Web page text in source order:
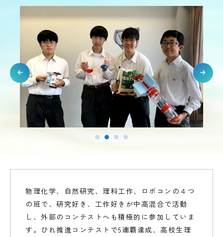
進路進学
入試情報
受験生の皆様へ
在校生・保護者の皆様へ
卒業生の皆様へ
交通案内 お問い合わせ 教員採用情報 資料請求
新着情報
よくある質問 みらい募金について
物理化学、自然研究、理科工作、ロボコンの４つ
の班で、研究好き、工作好きが中高混合で活動
し、外部のコンテストへも積極的に参加していま
す。ひれ推進コンテストで5連覇達成、高校生理